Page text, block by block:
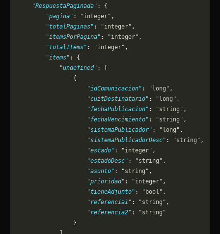
    "RespuestaPaginada"
: {
        "pagina"
: "integer" ,
        "totalPaginas"
: "integer" ,
        "itemsPorPagina"
: "integer" ,
        "totalItems"
: "integer" ,
        "items"
: {
            "undefined"
: [
                {
                    "idComunicacion"
: "long" ,
                    "cuitDestinatario"
: "long" ,
                    "fechaPublicacion"
: "string" ,
                    "fechaVencimiento"
: "string" ,
                    "sistemaPublicador"
: "long" ,
                    "sistemaPublicadorDesc"
: "string" ,
                    "estado"
: "integer" ,
                    "estadoDesc"
: "string" ,
                    "asunto"
: "string" ,
                    "prioridad"
: "integer" ,
                    "tieneAdjunto"
: "bool" ,
                    "referencia1"
: "string" ,
                    "referencia2"
:
"string"
                }